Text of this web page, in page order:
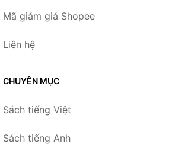
Mã giảm giá Shopee
Liên hệ
CHUYÊN MỤC
Sách tiếng Việt
Sách tiếng Anh